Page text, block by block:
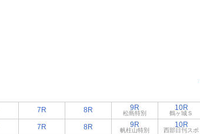
7R 8R 9R
松島特別
10R
鶴ヶ城Ｓ
7R 8R 9R
帆柱山特別
10R
西部日刊スポ